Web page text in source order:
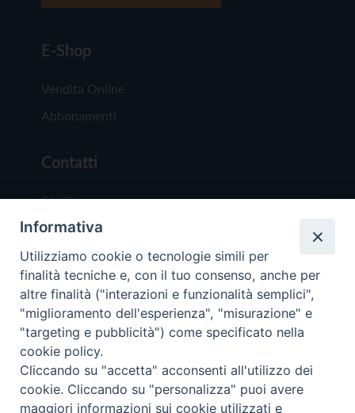
E-Shop
Vendita Online
Abbonamenti
Contatti
Chi Siamo
Redazione
Scrivici
Copyright © 2019 - Tutti i diritti riservati - Vita
Trentina Editrice
Informativa
Utilizziamo cookie o tecnologie simili per
finalità tecniche e, con il tuo consenso, anche per
altre finalità ("interazioni e funzionalità semplici",
"miglioramento dell'esperienza", "misurazione" e
"targeting e pubblicità") come specificato nella
cookie policy.
Cliccando su "accetta" acconsenti all'utilizzo dei
cookie. Cliccando su "personalizza" puoi avere
maggiori informazioni sui cookie utilizzati e